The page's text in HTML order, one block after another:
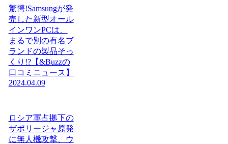
驚愕!Samsungが発
売した新型オール
インワンPCは、
まるで別の有名ブ
ランドの製品そっ
くり!?【&Buzzの
口コミニュース】
2024.04.09
ロシア軍占拠下の
ザポリージャ原発
に無人機攻撃、ウ